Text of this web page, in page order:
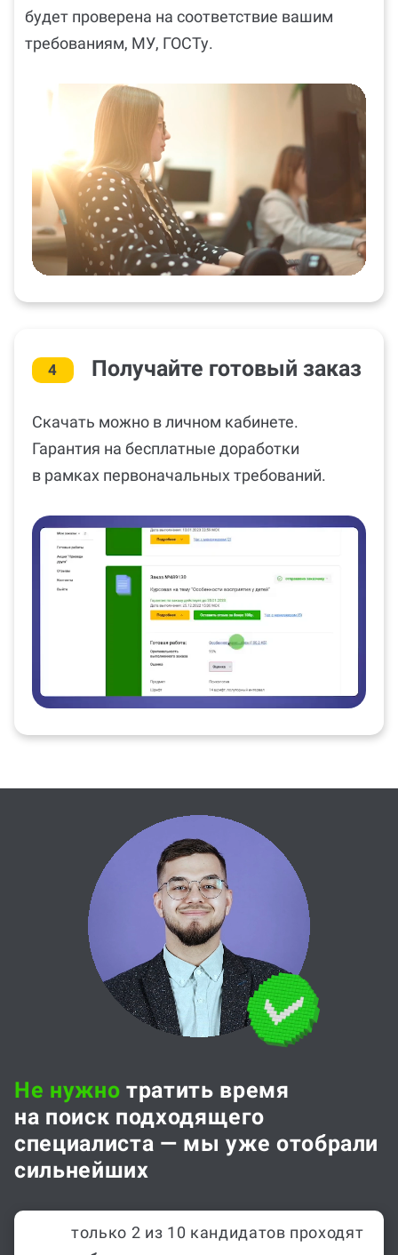
будет проверена на соответствие вашим
требованиям, МУ, ГОСТу.
4 Получайте готовый заказ
Скачать можно в личном кабинете.
Гарантия на бесплатные доработки
в рамках первоначальных требований.
Не нужно тратить время
на поиск подходящего
специалиста — мы уже отобрали
сильнейших
только 2 из 10 кандидатов проходят